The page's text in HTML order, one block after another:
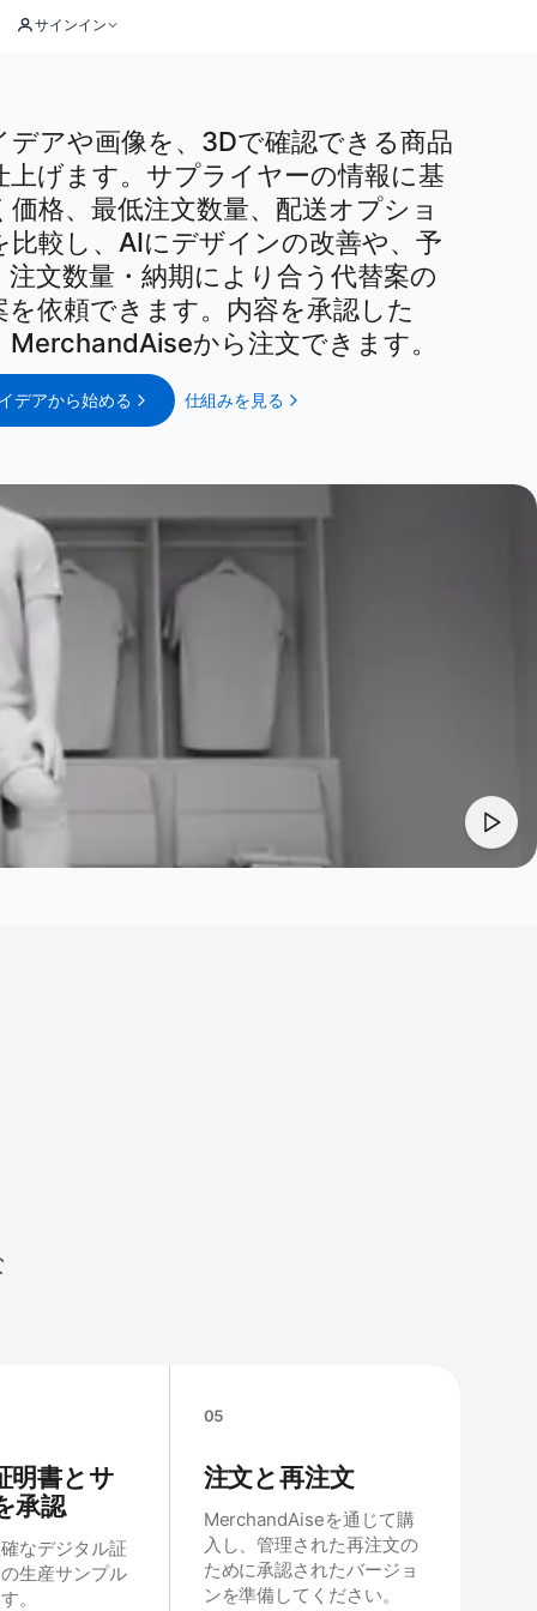
サインイン
デアや画像を、3Dで確認できる商品
上げます。サプライヤーの情報に基
価格、最低注文数量、配送オプショ
比較し、AIにデザインの改善や、予
注文数量・納期により合う代替案の
を依頼できます。内容を承認した
MerchandAiseから注文できます。
デアから始める 仕組みを見る
明書とサ
承認
なデジタル証
生産サンプル
。
05
注文と再注文
MerchandAiseを通じて購
入し、管理された再注文の
ために承認されたバージョ
ンを準備してください。